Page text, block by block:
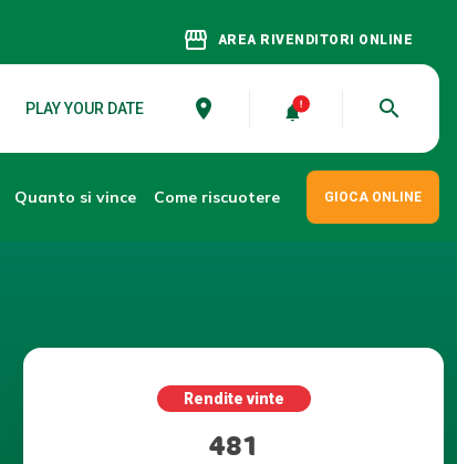
storefront AREA RIVENDITORI ONLINE
PLAY YOUR DATE place search
Quanto si vince Come riscuotere GIOCA ONLINE
Rendite vinte
481